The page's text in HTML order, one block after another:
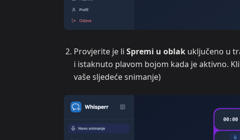
Provjerite je li Spremi u oblak uključeno u
i istaknuto plavom bojom kada je aktivno.
vaše sljedeće snimanje)